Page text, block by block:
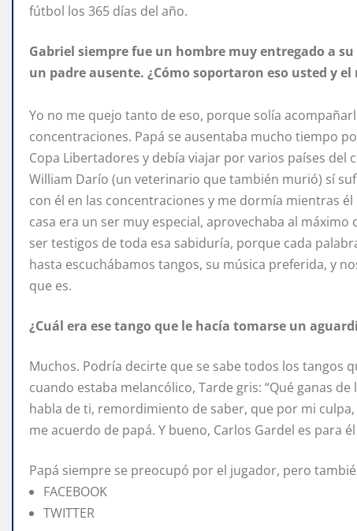
fútbol los 365 días del año.
Gabriel siempre fue un hombre muy entregado a
un padre ausente. ¿Cómo soportaron eso usted y
Yo no me quejo tanto de eso, porque solía
concentraciones. Papá se ausentaba mucho tiempo
Copa Libertadores y debía viajar por varios países
William Darío (un veterinario que también murió) sí
con él en las concentraciones y me dormía mientras
casa era un ser muy especial, aprovechaba al
ser testigos de toda esa sabiduría, porque cada
hasta escuchábamos tangos, su música preferida, y
que es.
¿Cuál era ese tango que le hacía tomarse un
Muchos. Podría decirte que se sabe todos los tangos
cuando estaba melancólico, Tarde gris: “Qué ganas
habla de ti, remordimiento de saber, que por mi
me acuerdo de papá. Y bueno, Carlos Gardel es para
Papá siempre se preocupó por el jugador, pero
FACEBOOK
TWITTER